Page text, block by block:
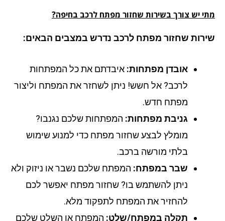
יש צורך בשירות שחזור מפתח לרכב בחיפה?
שחזור מפתח לרכב נדרש במצבים הבאים:
אובדן מפתחות:איבדתם את כל המפתחות
לרכב? אל חשש! ניתן לשחזר את המפתח וליצור
מפתח חדש.
גניבת מפתחות:המפתחות שלכם נגנבו?
מומלץ לבצע שחזור מפתח כדי למנוע שימוש
בלתי מורשה ברכב.
שבר במפתח:המפתח שלכם נשבר או ניזוק ולא
ניתן להשתמש בו? שחזור מפתח יאפשר לכם
להחזיר את המפתח לתפקוד מלא.
תקלה במפתח/שלט:המפתח או השלט שלכם